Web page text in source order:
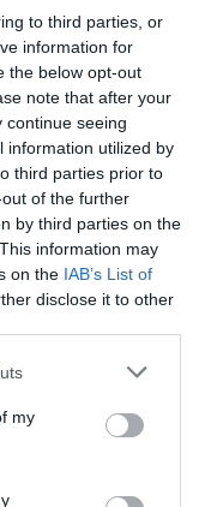
to third parties, or
information for
the below opt-out
note that after your
continue seeing
information utilized by
third parties prior to
of the further
by third parties on the
information may
on the IAB’s List of
disclose it to other
my